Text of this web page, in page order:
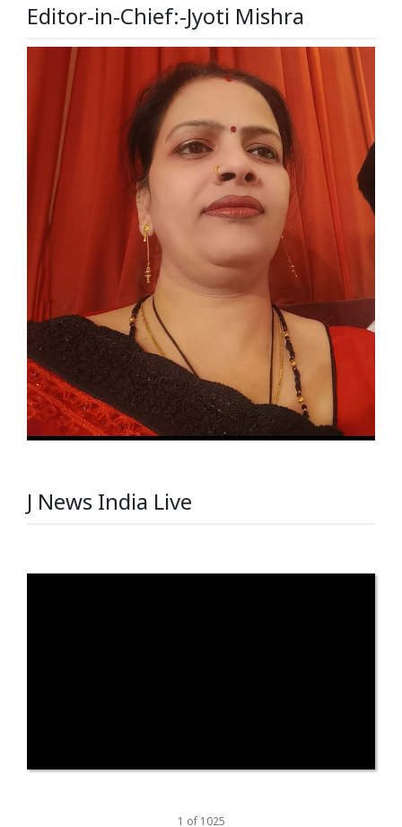
Editor-in-Chief:-Jyoti Mishra
J News India Live
1 of 1025